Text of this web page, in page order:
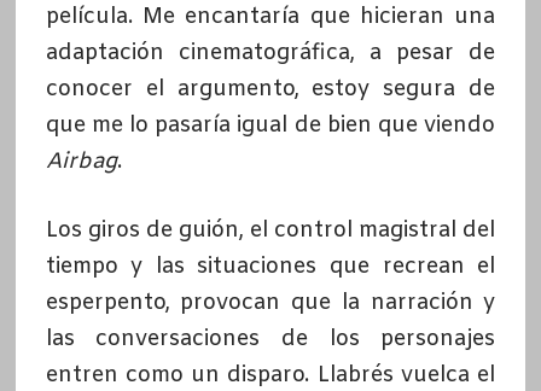
película. Me encantaría que hicieran una
adaptación cinematográfica, a pesar de
conocer el argumento, estoy segura de
que me lo pasaría igual de bien que viendo
Airbag.
Los giros de guión, el control magistral del
tiempo y las situaciones que recrean el
esperpento, provocan que la narración y
las conversaciones de los personajes
entren como un disparo. Llabrés vuelca el